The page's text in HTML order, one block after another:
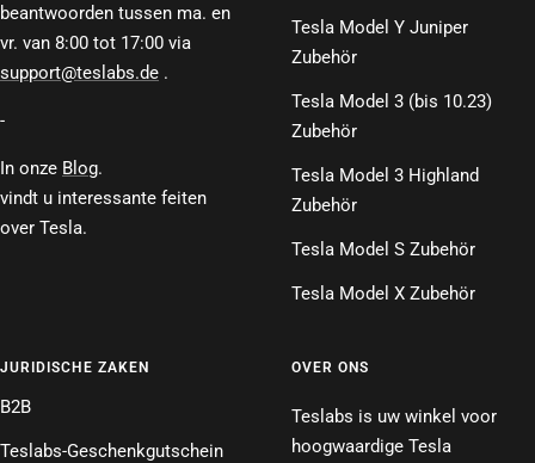
beantwoorden tussen ma. en
vr. van 8:00 tot 17:00 via
support@teslabs.de .
-
In onze Blog.
vindt u interessante feiten
over Tesla.
Tesla Model Y Juniper
Zubehör
Tesla Model 3 (bis 10.23)
Zubehör
Tesla Model 3 Highland
Zubehör
Tesla Model S Zubehör
Tesla Model X Zubehör
JURIDISCHE ZAKEN
B2B
Teslabs-Geschenkgutschein
OVER ONS
Teslabs is uw winkel voor
hoogwaardige Tesla